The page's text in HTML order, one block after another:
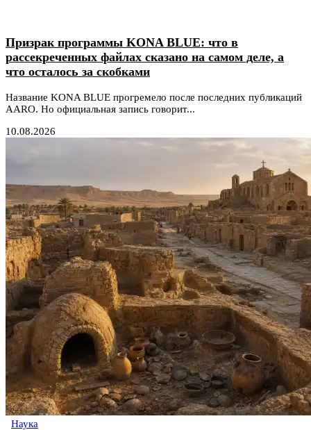
Призрак программы KONA BLUE: что в
рассекреченных файлах сказано на самом деле, а
что осталось за скобками
Название KONA BLUE прогремело после последних публикаций
AARO. Но официальная запись говорит...
10.08.2026
Наука